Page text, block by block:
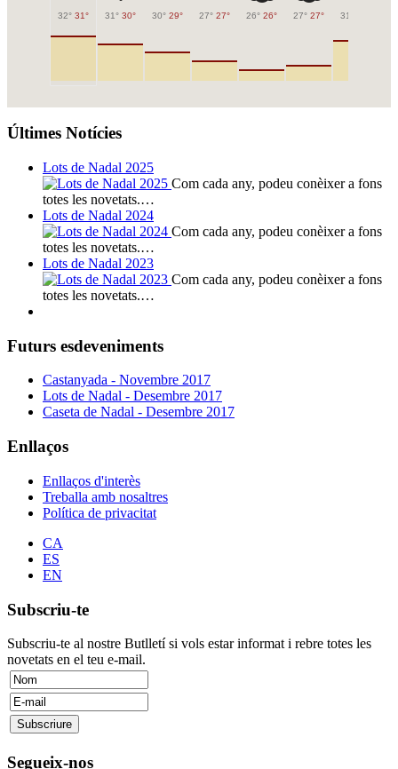
32° 31° 31° 30° 30° 29° 27° 27° 26° 26° 27° 27° 31°
Últimes Notícies
Lots de Nadal 2025
Com cada any, podeu conèixer a fons
totes les novetats.…
Lots de Nadal 2024
Com cada any, podeu conèixer a fons
totes les novetats.…
Lots de Nadal 2023
Com cada any, podeu conèixer a fons
totes les novetats.…
Futurs esdeveniments
Castanyada - Novembre 2017
Lots de Nadal - Desembre 2017
Caseta de Nadal - Desembre 2017
Enllaços
Enllaços d'interès
Treballa amb nosaltres
Política de privacitat
CA
ES
EN
Subscriu-te
Subscriu-te al nostre Butlletí si vols estar informat i rebre totes les
novetats en el teu e-mail.
Segueix-nos